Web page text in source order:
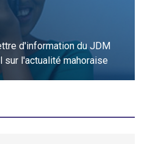
d'information du JDM
sur l'actualité mahoraise